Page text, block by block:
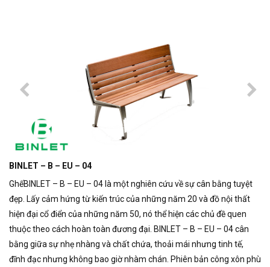
BINLET – B – EU – 04
GhếBINLET – B – EU – 04 là một nghiên cứu về sự cân bằng tuyệt
đẹp. Lấy cảm hứng từ kiến ​​trúc của những năm 20 và đồ nội thất
hiện đại cổ điển của những năm 50, nó thể hiện các chủ đề quen
thuộc theo cách hoàn toàn đương đại. BINLET – B – EU – 04cân
bằng giữa sự nhẹ nhàng và chất chứa, thoải mái nhưng tinh tế,
đĩnh đạc nhưng không bao giờ nhàm chán. Phiên bản công xôn phù